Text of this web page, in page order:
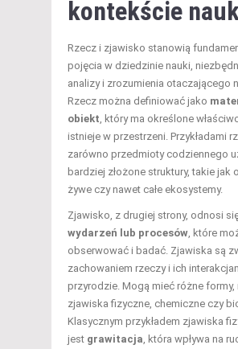
kontekście
Rzecz i zjawisko stanowią
pojęcia w dziedzinie nauki,
analizy i zrozumienia otaczającego
Rzecz można definiować jako
obiekt , który ma określone
istnieje w przestrzeni. Przykładami
zarówno przedmioty codziennego
bardziej złożone struktury, takie jak
żywe czy nawet całe ekosystemy.
Zjawisko, z drugiej strony, odnosi
wydarzeń lub procesów , które
obserwować i badać. Zjawiska są
zachowaniem rzeczy i ich
przyrodzie. Mogą mieć różne formy,
zjawiska fizyczne, chemiczne czy
Klasycznym przykładem zjawiska
jest grawitacja , która wpływa na